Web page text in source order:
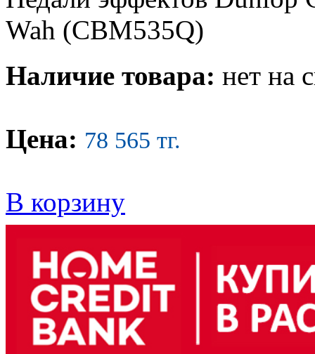
Wah (CBM535Q)
Наличие товара: нет на
Цена: 78 565 тг.
В корзину